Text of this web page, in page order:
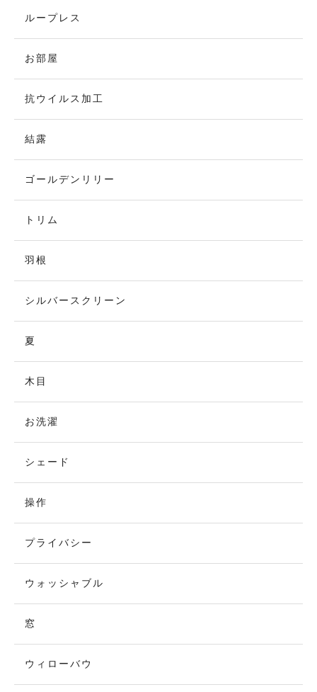
ループレス
お部屋
抗ウイルス加工
結露
ゴールデンリリー
トリム
羽根
シルバースクリーン
夏
木目
お洗濯
シェード
操作
プライバシー
ウォッシャブル
窓
ウィローバウ